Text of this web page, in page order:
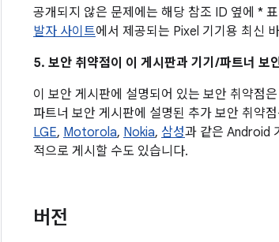
공개되지 않은 문제에는 해당 참조 ID 옆에 *
발자 사이트에서 제공되는 Pixel 기기용 최신
5. 보안 취약점이 이 게시판과 기기/파트너
이 보안 게시판에 설명되어 있는 보안 취약점
파트너 보안 게시판에 설명된 추가 보안 취약
LGE, Motorola, Nokia, 삼성과 같은 Android
적으로 게시할 수도 있습니다.
버전